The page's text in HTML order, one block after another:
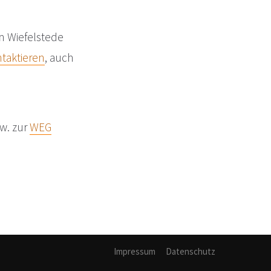
Wiefelstede
, auch
zurWEG
Impressum Datenschutz